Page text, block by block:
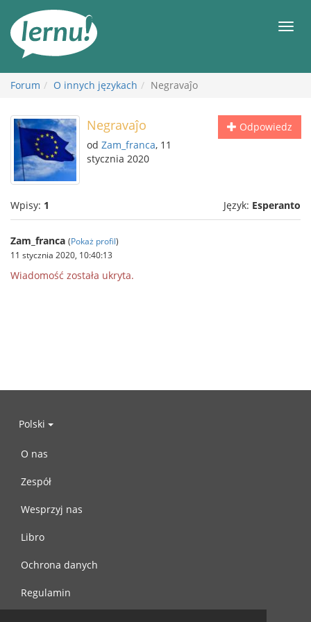
Forum O innych językach Negravaĵo
Odpowiedz
Negravaĵo
od Zam_franca, 11
stycznia 2020
Wpisy: 1 Język: Esperanto
Zam_franca (Pokaż profil)
11 stycznia 2020, 10:40:13
Wiadomość została ukryta.
Polski
O nas
Zespół
Wesprzyj nas
Libro
Ochrona danych
Regulamin